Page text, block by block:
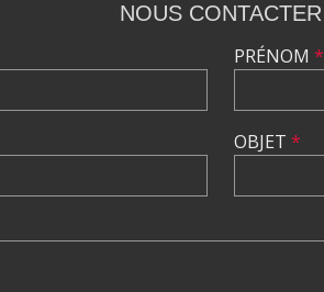
NOUS CONTACTER
PRÉNOM *
OBJET *